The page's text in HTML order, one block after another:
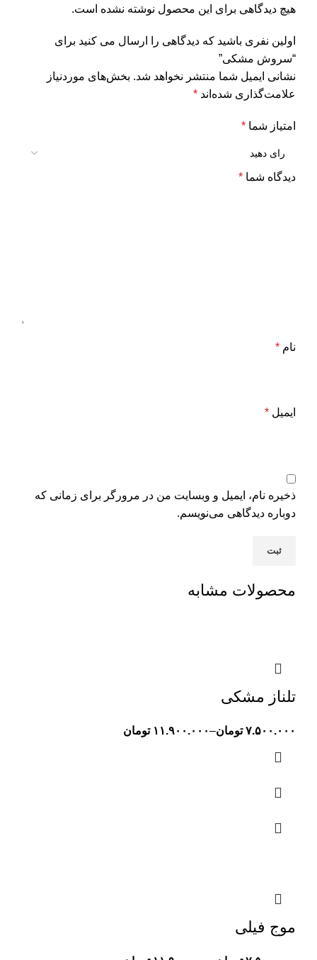
هیچ دیدگاهی برای این محصول نوشته نشده است.
اولین نفری باشید که دیدگاهی را ارسال می کنید برای
“سروش مشکی”
نشانی ایمیل شما منتشر نخواهد شد. بخش‌های موردنیاز
علامت‌گذاری شده‌اند *
امتیاز شما *
دیدگاه شما *
نام *
ایمیل *
ذخیره نام، ایمیل و وبسایت من در مرورگر برای زمانی که
دوباره دیدگاهی می‌نویسم.
محصولات مشابه
تلناز مشکی
۷.۵۰۰.۰۰۰ تومان–۱۱.۹۰۰.۰۰۰ تومان
موج فیلی